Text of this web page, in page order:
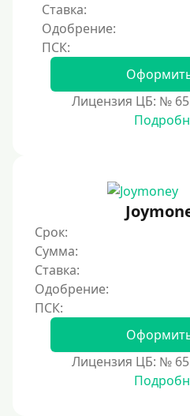
По водительскому
По СНИЛСу
Без СНИЛСа
По паспорту
Без подтверждения дохода
Без справок и поручителей
Без посредников
Процент
Под 1 %
С пролонгацией
Под высокий процент
Ставка:
Одобрение:
Лицензия ЦБ: №
Срок:
Сумма:
Ставка:
Одобрение:
Лицензия ЦБ: №